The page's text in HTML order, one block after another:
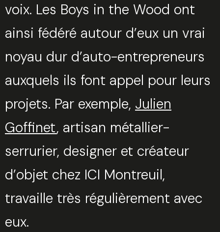
voix. Les Boys in the Wood ont
ainsi fédéré autour d’eux un vrai
noyau dur d’auto-entrepreneurs
auxquels ils font appel pour leurs
projets. Par exemple, Julien
Goffinet, artisan métallier-
serrurier, designer et créateur
d’objet chez ICI Montreuil,
travaille très régulièrement avec
eux.
Trouvez votre session